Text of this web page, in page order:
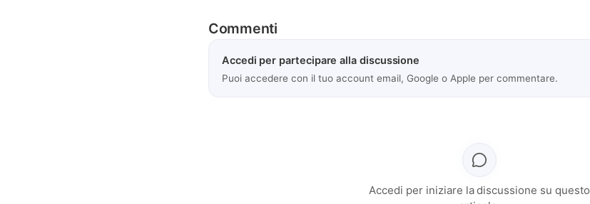
Commenti
Accedi per partecipare alla discussione
Puoi accedere con il tuo account email, Google o Apple per commentare.
Accedi per iniziare la discussione su questo